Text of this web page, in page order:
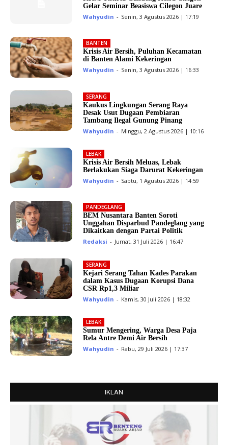
Gelar Seminar Beasiswa Cilegon Juare
Wahyudin - Senin, 3 Agustus 2026 | 17:19
BANTEN
Krisis Air Bersih, Puluhan Kecamatan
di Banten Alami Kekeringan
Wahyudin - Senin, 3 Agustus 2026 | 16:33
SERANG
Kaukus Lingkungan Serang Raya
Desak Usut Dugaan Pembiaran
Tambang Ilegal Gunung Pinang
Wahyudin - Minggu, 2 Agustus 2026 | 10:16
LEBAK
Krisis Air Bersih Meluas, Lebak
Berlakukan Siaga Darurat Kekeringan
Wahyudin - Sabtu, 1 Agustus 2026 | 14:59
PANDEGLANG
BEM Nusantara Banten Soroti
Unggahan Disparbud Pandeglang yang
Dikaitkan dengan Partai Politik
Redaksi - Jumat, 31 Juli 2026 | 16:47
SERANG
Kejari Serang Tahan Kades Parakan
dalam Kasus Dugaan Korupsi Dana
CSR Rp1,3 Miliar
Wahyudin - Kamis, 30 Juli 2026 | 18:32
LEBAK
Sumur Mengering, Warga Desa Paja
Rela Antre Demi Air Bersih
Wahyudin - Rabu, 29 Juli 2026 | 17:37
IKLAN